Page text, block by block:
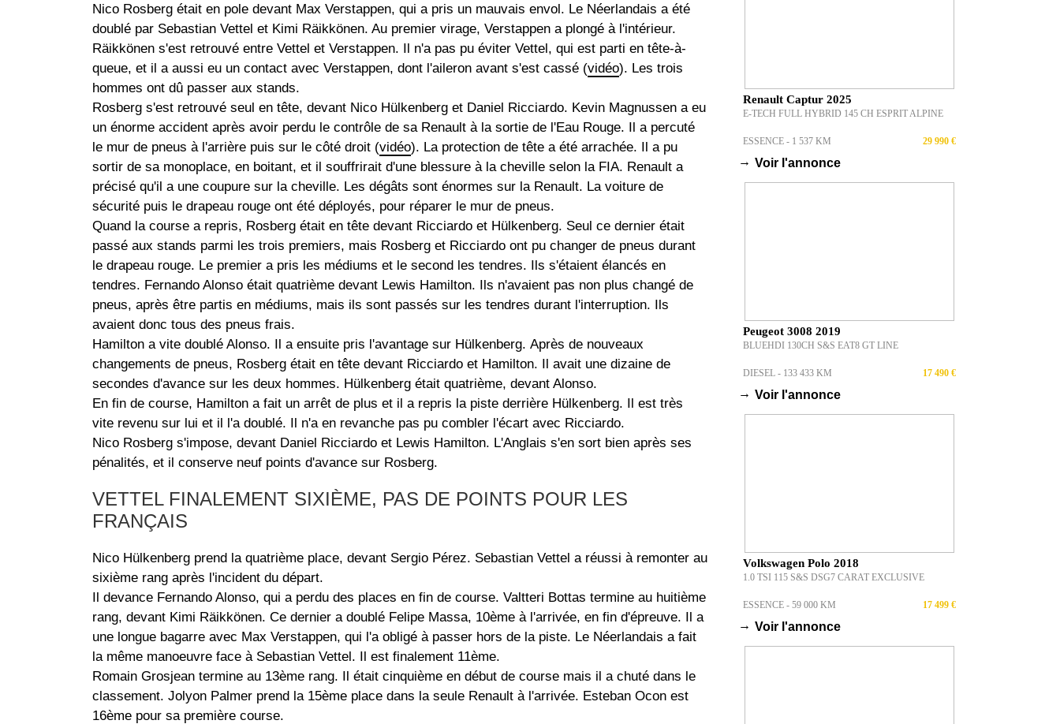
Nico Rosberg était en pole devant Max Verstappen, qui a pris un mauvais envol. Le Néerlandais a été
doublé par Sebastian Vettel et Kimi Räikkönen. Au premier virage, Verstappen a plongé à l'intérieur.
Räikkönen s'est retrouvé entre Vettel et Verstappen. Il n'a pas pu éviter Vettel, qui est parti en tête-à-
queue, et il a aussi eu un contact avec Verstappen, dont l'aileron avant s'est cassé (vidéo). Les trois
hommes ont dû passer aux stands.
Rosberg s'est retrouvé seul en tête, devant Nico Hülkenberg et Daniel Ricciardo. Kevin Magnussen a eu
un énorme accident après avoir perdu le contrôle de sa Renault à la sortie de l'Eau Rouge. Il a percuté
le mur de pneus à l'arrière puis sur le côté droit (vidéo). La protection de tête a été arrachée. Il a pu
sortir de sa monoplace, en boitant, et il souffrirait d'une blessure à la cheville selon la FIA. Renault a
précisé qu'il a une coupure sur la cheville. Les dégâts sont énormes sur la Renault. La voiture de
sécurité puis le drapeau rouge ont été déployés, pour réparer le mur de pneus.
Quand la course a repris, Rosberg était en tête devant Ricciardo et Hülkenberg. Seul ce dernier était
passé aux stands parmi les trois premiers, mais Rosberg et Ricciardo ont pu changer de pneus durant
le drapeau rouge. Le premier a pris les médiums et le second les tendres. Ils s'étaient élancés en
tendres. Fernando Alonso était quatrième devant Lewis Hamilton. Ils n'avaient pas non plus changé de
pneus, après être partis en médiums, mais ils sont passés sur les tendres durant l'interruption. Ils
avaient donc tous des pneus frais.
Hamilton a vite doublé Alonso. Il a ensuite pris l'avantage sur Hülkenberg. Après de nouveaux
changements de pneus, Rosberg était en tête devant Ricciardo et Hamilton. Il avait une dizaine de
secondes d'avance sur les deux hommes. Hülkenberg était quatrième, devant Alonso.
En fin de course, Hamilton a fait un arrêt de plus et il a repris la piste derrière Hülkenberg. Il est très
vite revenu sur lui et il l'a doublé. Il n'a en revanche pas pu combler l'écart avec Ricciardo.
Nico Rosberg s'impose, devant Daniel Ricciardo et Lewis Hamilton. L'Anglais s'en sort bien après ses
pénalités, et il conserve neuf points d'avance sur Rosberg.
VETTEL FINALEMENT SIXIÈME, PAS DE POINTS POUR LES
FRANÇAIS
Nico Hülkenberg prend la quatrième place, devant Sergio Pérez. Sebastian Vettel a réussi à remonter au
sixième rang après l'incident du départ.
Il devance Fernando Alonso, qui a perdu des places en fin de course. Valtteri Bottas termine au huitième
rang, devant Kimi Räikkönen. Ce dernier a doublé Felipe Massa, 10ème à l'arrivée, en fin d'épreuve. Il a
une longue bagarre avec Max Verstappen, qui l'a obligé à passer hors de la piste. Le Néerlandais a fait
la même manoeuvre face à Sebastian Vettel. Il est finalement 11ème.
Romain Grosjean termine au 13ème rang. Il était cinquième en début de course mais il a chuté dans le
classement. Jolyon Palmer prend la 15ème place dans la seule Renault à l'arrivée. Esteban Ocon est
16ème pour sa première course.
Renault Captur 2025
E-TECH FULL HYBRID 145 CH ESPRIT ALPINE
ESSENCE - 1 537 KM 29 990 €
→ Voir l'annonce
Peugeot 3008 2019
BLUEHDI 130CH S&S EAT8 GT LINE
DIESEL - 133 433 KM 17 490 €
→ Voir l'annonce
Volkswagen Polo 2018
1.0 TSI 115 S&S DSG7 CARAT EXCLUSIVE
ESSENCE - 59 000 KM 17 499 €
→ Voir l'annonce